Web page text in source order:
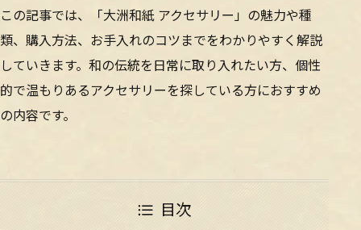
この記事では、「大洲和紙 アクセサリー」の魅力や種
類、購入方法、お手入れのコツまでをわかりやすく解説
していきます。和の伝統を日常に取り入れたい方、個性
的で温もりあるアクセサリーを探している方におすすめ
の内容です。
目次